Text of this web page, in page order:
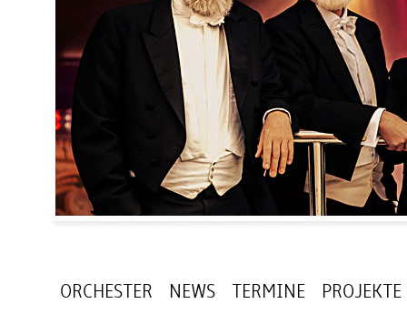
ORCHESTER NEWS TERMINE PROJEKTE